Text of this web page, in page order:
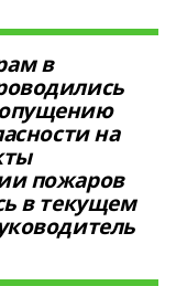
в
на
пожаров
в текущем